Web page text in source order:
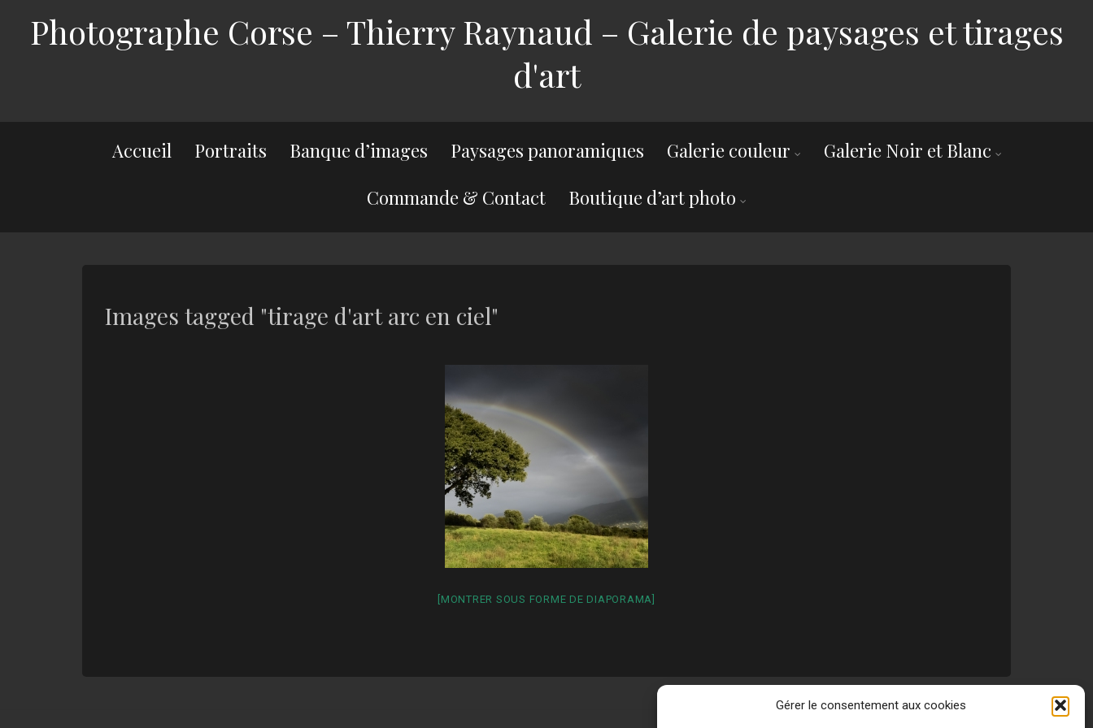
Gérer le consentement aux cookies
Photographe Corse – Thierry Raynaud – Galerie de paysages et tirages
d'art
Accueil Portraits Banque d’images Paysages panoramiques Galerie couleur
Galerie Noir et Blanc
Commande & Contact
Boutique d’art photo
Images tagged "tirage d'art arc en ciel"
[MONTRER SOUS FORME DE DIAPORAMA]